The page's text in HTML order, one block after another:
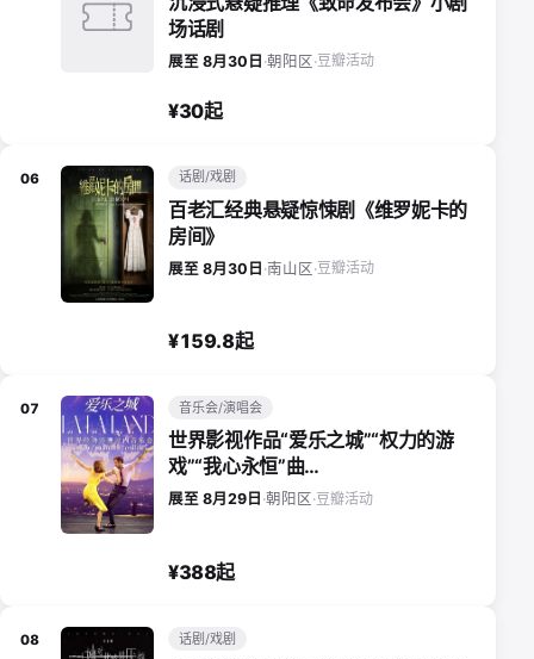
场话剧
展至 8月30日 ·朝阳区·豆瓣活动
¥30起
06 话剧/戏剧
百老汇经典悬疑惊悚剧《维罗妮卡的
房间》
展至 8月30日 ·南山区·豆瓣活动
¥159.8起
07 音乐会/演唱会
世界影视作品“爱乐之城”“权力的游
戏”“我心永恒”曲…
展至 8月29日 ·朝阳区·豆瓣活动
¥388起
08 话剧/戏剧